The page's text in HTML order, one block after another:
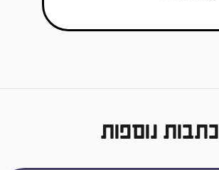
כתבות נוספות